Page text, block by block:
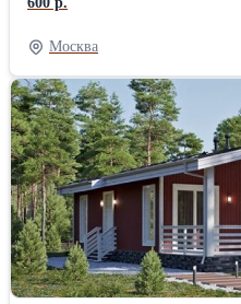
крошки, установкой бортовых
благоустройством территорий.
подготовки основания до готового
на объект бесплатно. Поможем
бюджет и бесплатно составим 3–5
от 1500 м2 даём скидку до
— дворы, парковки, подъезды,
качественный асфальт с
технику и опытные бригады.
технологий. Цены начинаются от 600 руб./м2. Точную стоимость
рассчитаем после осмотра объекта. Звоните или
ответим на все вопросы и
Москва